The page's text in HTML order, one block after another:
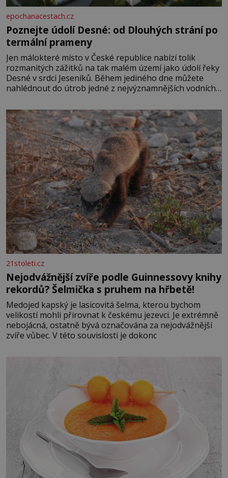
epochanacestach.cz
Poznejte údolí Desné: od Dlouhých strání po
termální prameny
Jen málokteré místo v České republice nabízí tolik
rozmanitých zážitků na tak malém území jako údolí řeky
Desné v srdci Jeseníků. Během jediného dne můžete
nahlédnout do útrob jedné z nejvýznamnějších vodních
se na koloběžce a den zakončit poznáváním památek ve
Velkých Losinách nebo v termálním
21stoleti.cz
Nejodvážnější zvíře podle Guinnessovy knihy
rekordů? Šelmička s pruhem na hřbetě!
Medojed kapský je lasicovitá šelma, kterou bychom
velikostí mohli přirovnat k českému jezevci. Je extrémně
nebojácná, ostatně bývá označována za nejodvážnější
zvíře vůbec. V této souvislosti je dokonc